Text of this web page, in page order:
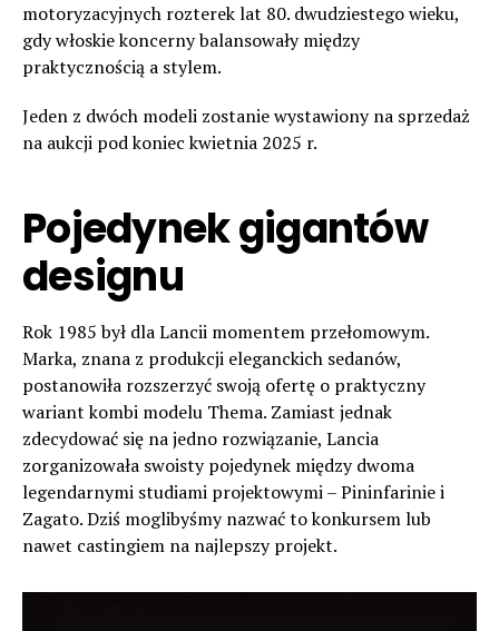
motoryzacyjnych rozterek lat 80. dwudziestego wieku,
gdy włoskie koncerny balansowały między
praktycznością a stylem.
Jeden z dwóch modeli zostanie wystawiony na sprzedaż
na aukcji pod koniec kwietnia 2025 r.
Pojedynek gigantów
designu
Rok 1985 był dla Lancii momentem przełomowym.
Marka, znana z produkcji eleganckich sedanów,
postanowiła rozszerzyć swoją ofertę o praktyczny
wariant kombi modelu Thema. Zamiast jednak
zdecydować się na jedno rozwiązanie, Lancia
zorganizowała swoisty pojedynek między dwoma
legendarnymi studiami projektowymi – Pininfarinie i
Zagato. Dziś moglibyśmy nazwać to konkursem lub
nawet castingiem na najlepszy projekt.